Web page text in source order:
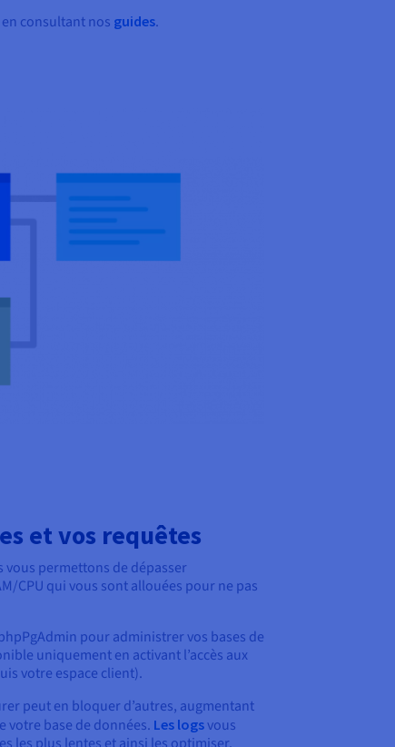
consultant nos guides.
et vos requêtes
permettons de dépasser
CPU qui vous sont allouées pour ne pas
pour administrer vos bases de
uniquement en activant l’accès aux
votre espace client).
peut en bloquer d’autres, augmentant
votre base de données. Les logsvous